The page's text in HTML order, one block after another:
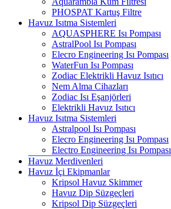
PHOSPAT Kartuş Filtre
Havuz Isıtma Sistemleri
AQUASPHERE Isı Pompası
AstralPool Isı Pompası
Elecro Engineering Isı Pompası
WaterFun Isı Pompası
Zodiac Elektrikli Havuz Isıtıcı
Nem Alma Cihazları
Zodiac Isı Eşanjörleri
Elektrikli Havuz Isıtıcı
Havuz Isıtma Sistemleri
Astralpool Isı Pompası
Elecro Engineering Isı Pompası
Electro Engineering Isı Pompası
Havuz Merdivenleri
Havuz İçi Ekipmanlar
Kripsol Havuz Skimmer
Havuz Dip Süzgeçleri
Kripsol Dip Süzgeçleri